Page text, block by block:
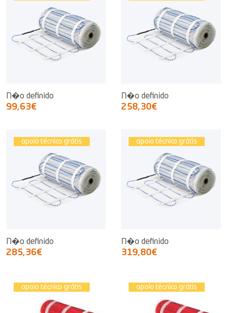
N�o definido
99,63€
N�o definido
258,30€
apoio técnico grátis
N�o definido
285,36€
apoio técnico grátis
N�o definido
319,80€
apoio técnico grátis apoio técnico grátis